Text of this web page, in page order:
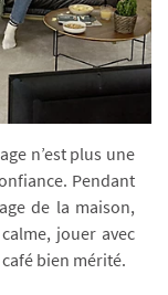
n’est plus une
Pendant
de la maison,
jouer avec
bien mérité.